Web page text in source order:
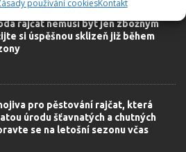
používání cookiesKontakt
rajčat nemusí být jen zbožným
si úspěšnou sklizeň již během
pro pěstování rajčat, která
úrodu šťavnatých a chutných
se na letošní sezonu včas